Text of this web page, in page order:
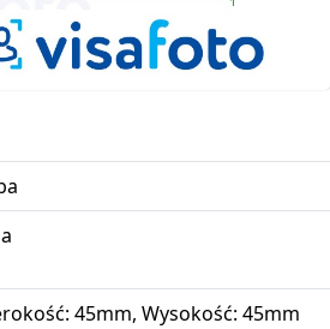
45mm, Wysokość: 45mm